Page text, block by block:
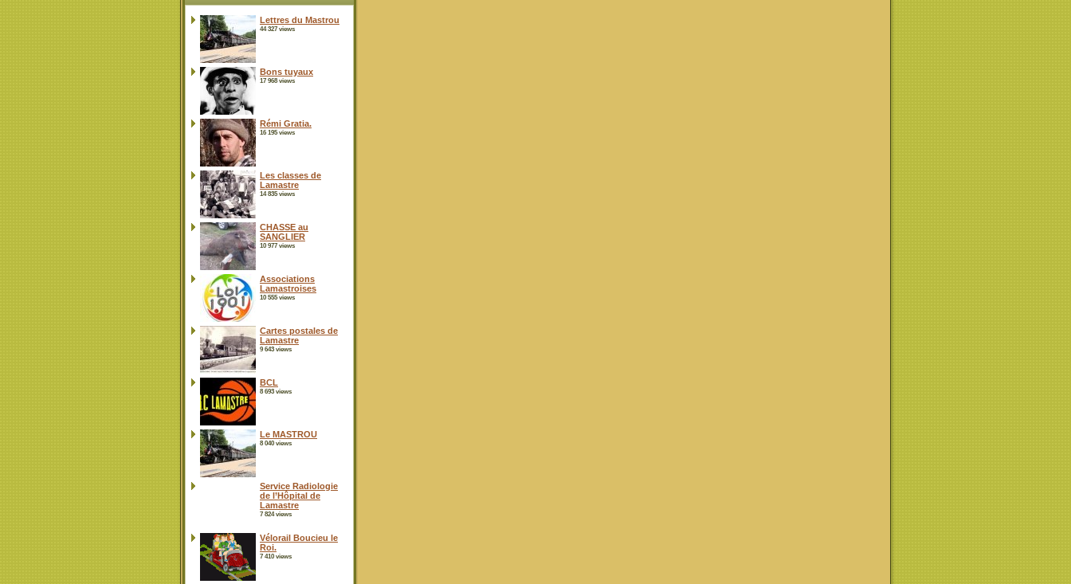
Lettres du Mastrou
44 327 views
Bons tuyaux
17 968 views
Rémi Gratia.
16 195 views
Les classes de
Lamastre
14 835 views
CHASSE au
SANGLIER
10 977 views
Associations
Lamastroises
10 555 views
Cartes postales de
Lamastre
9 643 views
BCL
8 693 views
Le MASTROU
8 040 views
Service Radiologie
de l’Hôpital de
Lamastre
7 824 views
Vélorail Boucieu le
Roi.
7 410 views